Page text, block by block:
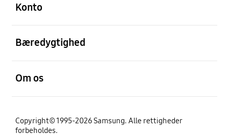
Konto
Bæredygtighed
Om os
Copyright© 1995-2026 Samsung. Alle rettigheder
forbeholdes.